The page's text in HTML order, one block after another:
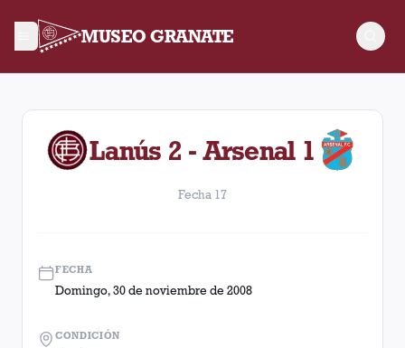
MUSEO GRANATE
Fecha 17. Partido entre Lanús y Arsenal disputado el
Lanús 2 - Arsenal 1
Fecha 17
FECHA
Domingo, 30 de noviembre de 2008
CONDICIÓN